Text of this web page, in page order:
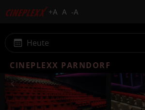
+A A -A
Deutsch
English
Heute
CINEPLEXX PARNDORF